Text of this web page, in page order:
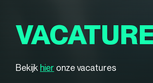
Bekijk hier onze vacatures